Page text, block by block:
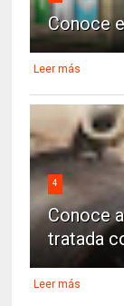
Conoce
Leer más
4
Conoce
tratada
Leer más